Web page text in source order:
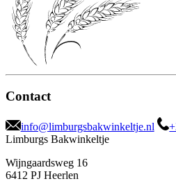
Contact
info@limburgsbakwinkeltje.nl
Limburgs Bakwinkeltje
Wijngaardsweg 16
6412 PJ Heerlen